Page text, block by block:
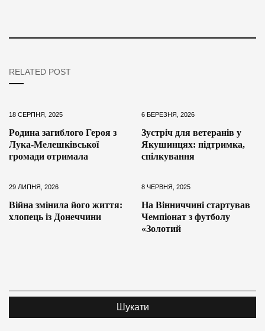
RELATED POST
18 СЕРПНЯ, 2025
Родина загиблого Героя з
Лука-Мелешківської
громади отримала
6 БЕРЕЗНЯ, 2026
Зустріч для ветеранів у
Якушинцях: підтримка,
спілкування
29 ЛИПНЯ, 2026
Війна змінила його життя:
хлопець із Донеччини
8 ЧЕРВНЯ, 2025
На Вінниччині стартував
Чемпіонат з футболу
«Золотий